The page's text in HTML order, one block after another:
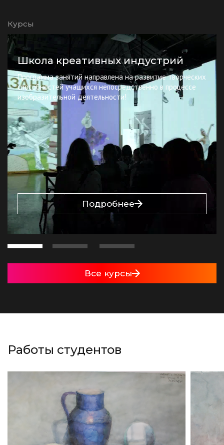
Курсы
Школа креативных индустрий
Программа занятий направлена на развитие творческих
способностей учащихся непосредственно в процессе
изобразительной деятельности!
Подробнее
Все курсы
Работы студентов